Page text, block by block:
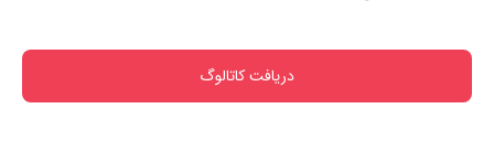
دریافت کاتالوگ